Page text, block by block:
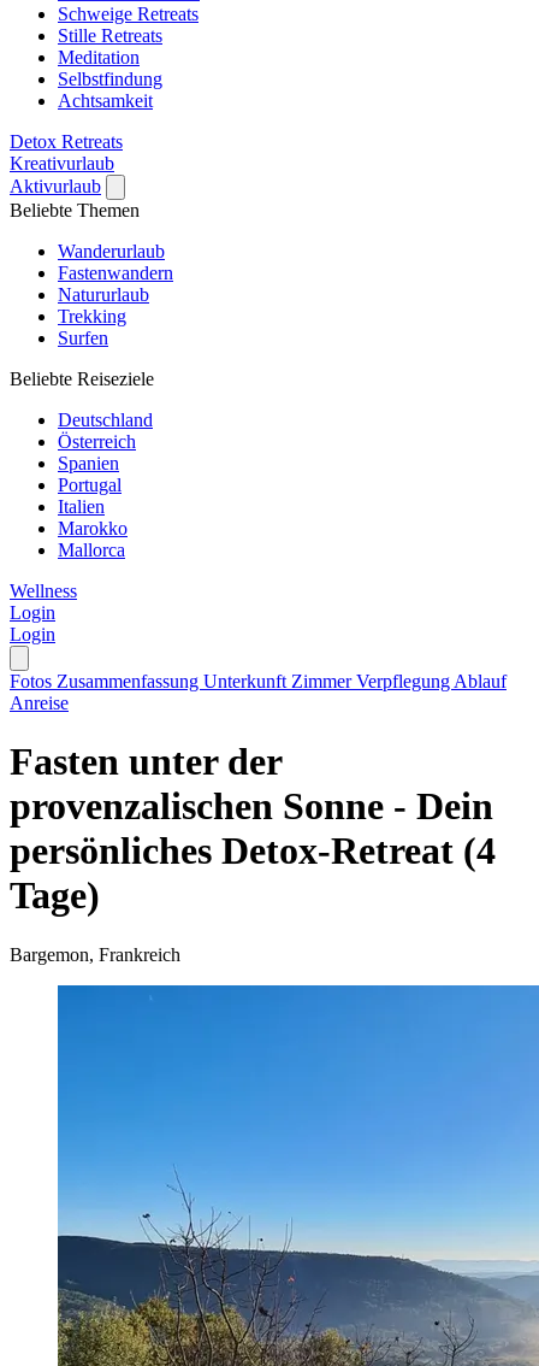
Schweige Retreats
Stille Retreats
Meditation
Selbstfindung
Achtsamkeit
Detox Retreats
Kreativurlaub
Aktivurlaub
Beliebte Themen
Wanderurlaub
Fastenwandern
Natururlaub
Trekking
Surfen
Beliebte Reiseziele
Deutschland
Österreich
Spanien
Portugal
Italien
Marokko
Mallorca
Wellness
Login
Login
Fotos Zusammenfassung Unterkunft ZimmerVerpflegung Ablauf
Anreise
Fasten unter der
provenzalischen Sonne - Dein
persönliches Detox-Retreat (4
Tage)
Bargemon, Frankreich